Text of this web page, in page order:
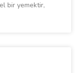
bir yemektir,